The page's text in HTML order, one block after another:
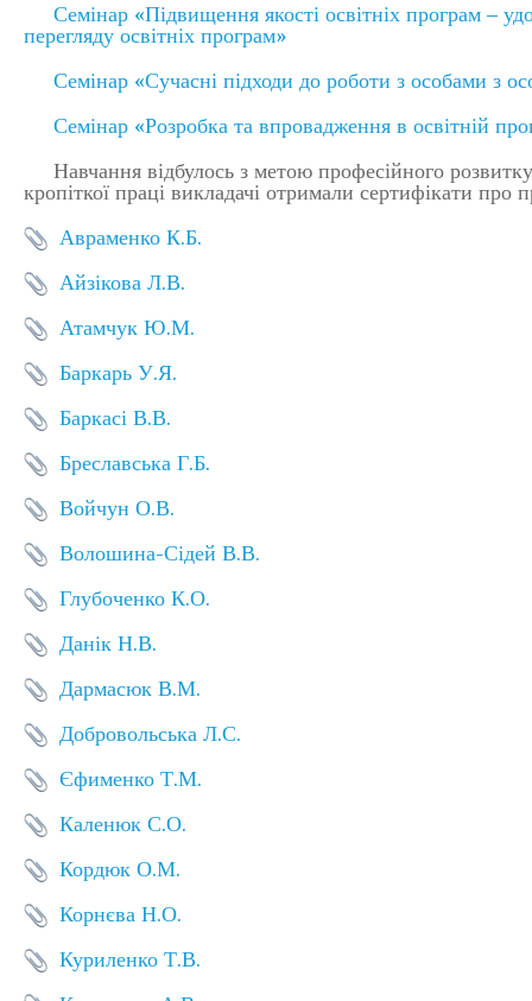
Семінар «Підвищення якості освітніх програм –
перегляду освітніх програм»
Семінар «Сучасні підходи до роботи з особами з
Семінар «Розробка та впровадження в освітній
Навчання відбулось з метою професійного розвитку
кропіткої праці викладачі отримали сертифікати
Авраменко К.Б.
Айзікова Л.В.
Атамчук Ю.М.
Баркарь У.Я.
Баркасі В.В.
Бреславська Г.Б.
Войчун О.В.
Волошина-Сідей В.В.
Глубоченко К.О.
Данік Н.В.
Дармасюк В.М.
Добровольська Л.С.
Єфименко Т.М.
Каленюк С.О.
Кордюк О.М.
Корнєва Н.О.
Куриленко Т.В.